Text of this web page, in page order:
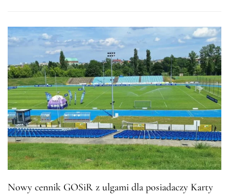
Nowy cennik GOSiR z ulgami dla posiadaczy Karty